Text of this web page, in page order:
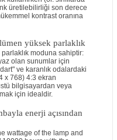
üretilebilirliği son derece
kontrast oranına
yüksek parlaklık
moduna sahiptir:
olan sunumlar için
ve karanlık odalardaki
x 768) 4:3 ekran
bilgisayardan veya
için idealdir.
enerji açısından
wattage of the lamp and